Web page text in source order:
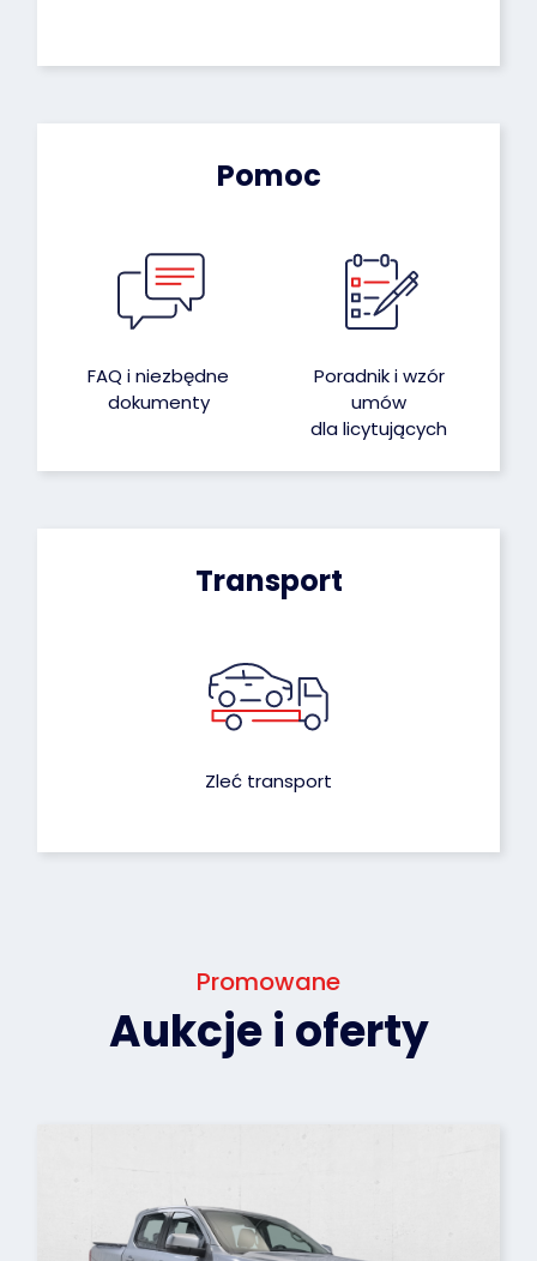
Pomoc
FAQ i niezbędne
dokumenty
Poradnik i wzór
umów
dla licytujących
Transport
Zleć transport
Promowane
Aukcje i oferty